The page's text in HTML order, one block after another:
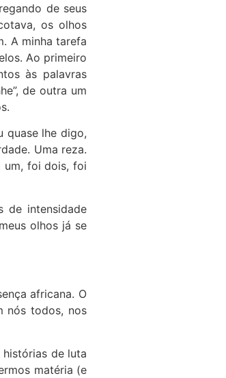
de seus
os olhos
A minha tarefa
Ao primeiro
às palavras
de outra um
quase lhe digo,
Uma reza.
um, foi dois, foi
de intensidade
olhos já se
africana. O
nós todos, nos
de luta
matéria (e